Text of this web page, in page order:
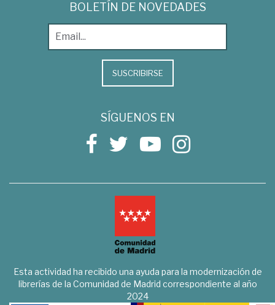
BOLETÍN DE NOVEDADES
SUSCRIBIRSE
SÍGUENOS EN
Esta actividad ha recibido una ayuda para la modernización de
librerías de la Comunidad de Madrid correspondiente al año
2024